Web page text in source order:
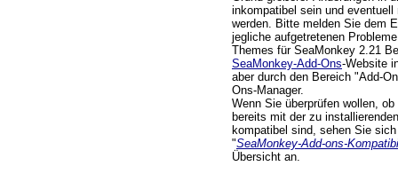
inkompatibel sein und
werden. Bitte melden Sie dem
jegliche aufgetretenen
Themes für SeaMonkey 2.21
SeaMonkey-Add-Ons-Website
aber durch den Bereich "Add-
Ons-Manager.
Wenn Sie überprüfen wollen,
bereits mit der zu
kompatibel sind, sehen Sie
"SeaMonkey-Add-ons-
Übersicht an.